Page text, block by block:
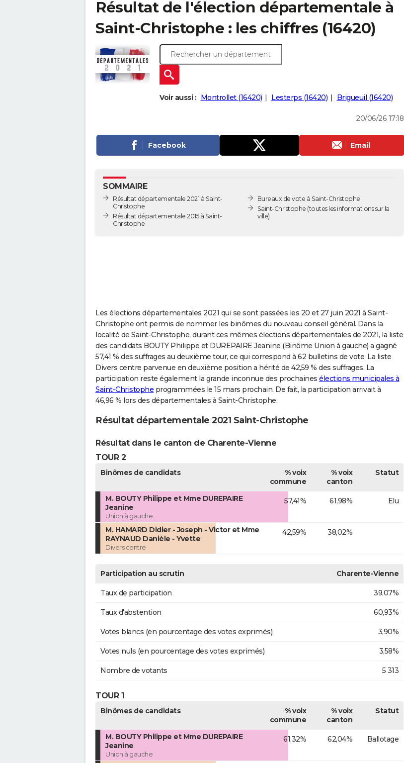
Résultat de l'élection départementale à
Saint-Christophe : les chiffres (16420)
Voir aussi : Montrollet (16420) Lesterps (16420) Brigueuil (16420)
20/06/26 17:18
Facebook Email
SOMMAIRE
Résultat départementale 2021 à Saint-
Christophe
Résultat départementale 2015 à Saint-
Christophe
Bureaux de vote à Saint-Christophe
Saint-Christophe (toutes les informations sur la
ville)
Les élections départementales 2021 qui se sont passées les 20 et 27 juin 2021 à Saint-
Christophe ont permis de nommer les binômes du nouveau conseil général. Dans la
localité de Saint-Christophe, durant ces mêmes élections départementales de 2021, la liste
des candidats BOUTY Philippe et DUREPAIRE Jeanine (Binôme Union à gauche) a gagné
57,41 % des suffrages au deuxième tour, ce qui correspond à 62 bulletins de vote. La liste
Divers centre parvenue en deuxième position a hérité de 42,59 % des suffrages. La
participation reste également la grande inconnue des prochaines élections municipales à
Saint-Christophe programmées le 15 mars prochain. De fait, la participation arrivait à
46,96 % lors des départementales à Saint-Christophe.
Résultat départementale 2021 Saint-Christophe
Résultat dans le canton de Charente-Vienne
TOUR 2
Binômes de candidats
% voix
commune
% voix
canton
Statut
M. BOUTY Philippe et Mme DUREPAIRE
Jeanine
Union à gauche
57,41% 61,98% Elu
M. HAMARD Didier - Joseph - Victor et Mme
RAYNAUD Danièle - Yvette
Divers centre
42,59% 38,02%
Participation au scrutin Charente-Vienne
Taux de participation 39,07%
Taux d'abstention 60,93%
Votes blancs (en pourcentage des votes exprimés) 3,90%
Votes nuls (en pourcentage des votes exprimés) 3,58%
Nombre de votants 5 313
TOUR 1
Binômes de candidats
% voix
commune
% voix
canton
Statut
M. BOUTY Philippe et Mme DUREPAIRE
Jeanine
Union à gauche
61,32% 62,04% Ballotage